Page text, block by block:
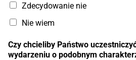
Zdecydowanie nie
Nie wiem
Czy chcieliby Państwo
wydarzeniu o podobnym